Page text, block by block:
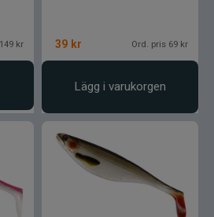
kr 39 kr Ord. pris 69 kr
Lägg i varukorgen